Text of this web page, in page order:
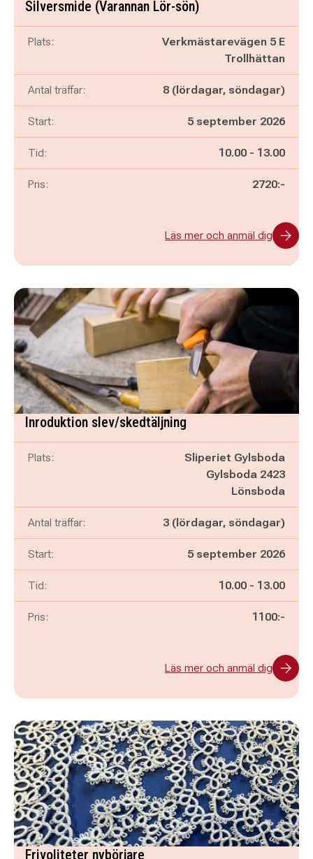
Silversmide (Varannan Lör-sön)
Plats:
Verkmästarevägen 5 E
Trollhättan
Antal träffar: 8 (lördagar, söndagar)
Start: 5 september 2026
Tid: Pågår mellan
10.00 - och
13.00
Pris: 2720:-
Läs mer och anmäl dig
Inroduktion slev/skedtäljning
Plats:
Sliperiet Gylsboda
Gylsboda 2423
Lönsboda
Antal träffar: 3 (lördagar, söndagar)
Start: 5 september 2026
Tid: Pågår mellan
10.00 - och
13.00
Pris: 1100:-
Läs mer och anmäl dig
Frivoliteter nybörjare